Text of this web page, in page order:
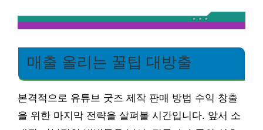
매출 올리는 꿀팁 대방출
본격적으로 유튜브 굿즈 제작 판매 방법 수익 창출
을 위한 마지막 전략을 살펴볼 시간입니다. 앞서 소